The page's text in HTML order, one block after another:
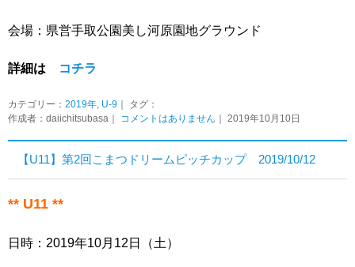
会場：県営手取公園美し河原園地グラウンド
詳細は コチラ
カテゴリー： 2019年, U-9 ｜ タグ：
作成者：daiichitsubasa｜ コメントはありません ｜ 2019年10月10日
【U11】第2回こまつドリームピッチカップ 2019/10/12
** U11 **
日時：2019年10月12日（土）